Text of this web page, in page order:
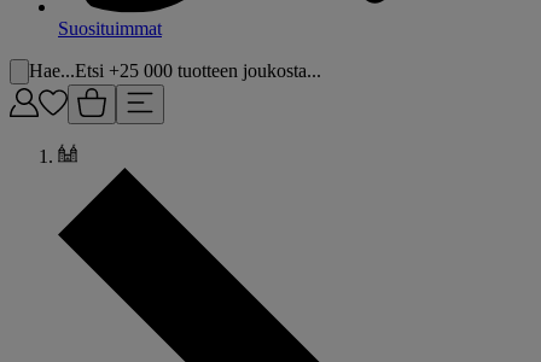
Suosituimmat
Hae...Etsi +25 000 tuotteen joukosta...